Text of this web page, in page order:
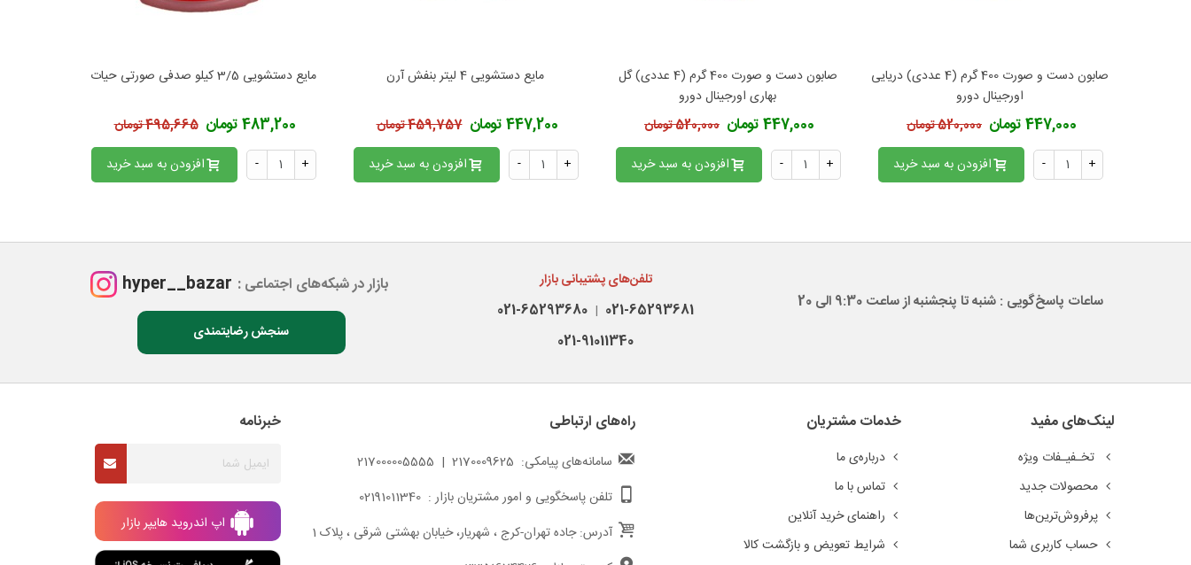
افزودن به محبوب‌ها
صابون دست و صورت 400 گرم (4 عددی) دریایی
اورجینال دورو
447,000 تومان 520,000 تومان
- + افزودن به سبد خرید
افزودن به محبوب‌ها
صابون دست و صورت 400 گرم (4 عددی) گل
بهاری اورجینال دورو
447,000 تومان 520,000 تومان
- + افزودن به سبد خرید
افزودن به محبوب‌ها
مایع دستشویی 4 لیتر بنفش آرن
447,200 تومان 459,757 تومان
- + افزودن به سبد خرید
افزودن به محبوب‌هامایع دستشویی 3/5 کیلو صدفی صورتی حیات
483,200 تومان 495,665 تومان
- + افزودن به سبد خرید
ساعات پاسخ‌گویی : شنبه تا پنجشنبه از ساعت 9:30 الی 20
تلفن‌های پشتیبانی بازار
021-65293681
|
021-65293680
021-91011340
بازار در شبکه‌های اجتماعی : hyper__bazar
سنجش رضایتمندی
لینک‌های مفید
تخـفیـفات ویژه
محصولات جدید
پرفروش‌ترین‌ها
حساب کاربری شما
خدمات مشتریان
درباره‌ی ما
تماس با ما
راهنمای خرید آنلاین
شرایط تعویض و بازگشت کالا
راه‌های ارتباطی
سامانه‌های پیامکی: 2170009625 | 217000005555
تلفن پاسخگویی و امور مشتریان بازار : 02191011340
آدرس: جاده تهران-کرج ، شهریار، خیابان بهشتی شرقی ، پلاک 1
خبرنامه
اپ اندروید هایپر بازار